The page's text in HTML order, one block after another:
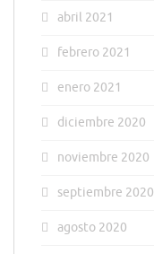
abril 2021
febrero 2021
enero 2021
diciembre 2020
noviembre 2020
septiembre 2020
agosto 2020